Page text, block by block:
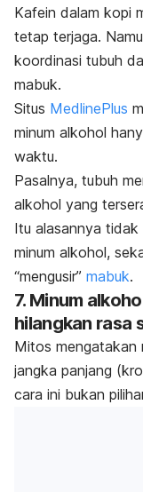
Kafein dalam kopi
tetap terjaga.
koordinasi tubuh
mabuk.
Situs MedlinePlus
minum alkohol
waktu.
Pasalnya, tubuh
alkohol yang
Itu alasannya tidak
minum alkohol,
“mengusir” mabuk.
7. Minum
hilangkan rasa
Mitos mengatakan
jangka panjang
cara ini bukan